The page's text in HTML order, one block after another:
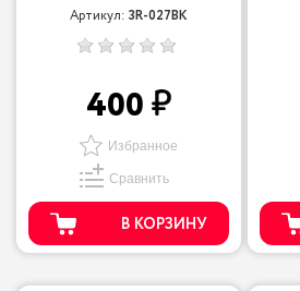
Артикул: 3R-027BK
400
Избранное
Сравнить
В КОРЗИНУ